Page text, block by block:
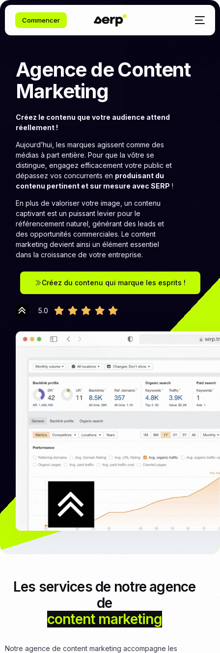
Commencer
Agence deContent
Marketing
Créez le contenu que votre audience attend
réellement !
Aujourd’hui, les marques agissent comme des
médias à part entière. Pour que la vôtre se
distingue, engagez efficacement votre public et
dépassez vos concurrents en produisant du
contenu pertinent et sur mesure avec SERP !
En plus de valoriser votre image, un contenu
captivant est un puissant levier pour le
référencement naturel, générant des leads et
des opportunités commerciales. Le content
marketing devient ainsi un élément essentiel
dans la croissance de votre entreprise.
Créez du contenu qui marque les esprits !
5.0
Les services de notre agence
de
content marketing
Notre agence de content marketing accompagne les